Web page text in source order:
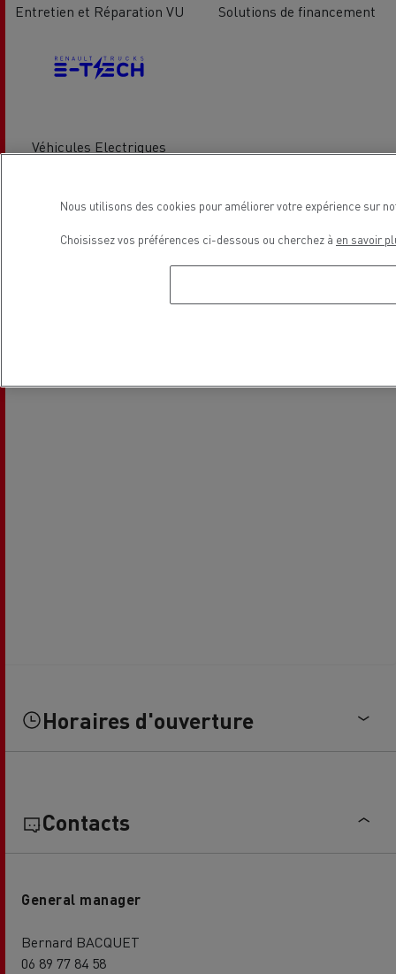
Entretien et Réparation VU Solutions de financement
Véhicules Electriques
Emplacement
Horaires d'ouverture
Contacts
General manager
Bernard BACQUET
06 89 77 84 58
Nous utilisons des cookies pour améliorer votre expérience sur
Choisissez vos préférences ci-dessous ou cherchez à en savoir